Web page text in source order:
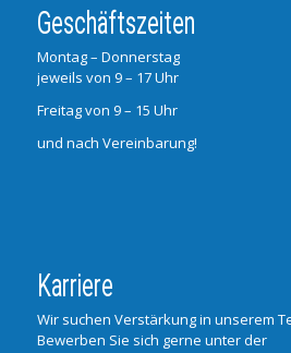
Geschäftszeiten
Montag – Donnerstag
jeweils von 9 – 17 Uhr
Freitag von 9 – 15 Uhr
und nach Vereinbarung!
Karriere
Wir suchen Verstärkung in unserem
Bewerben Sie sich gerne unter der